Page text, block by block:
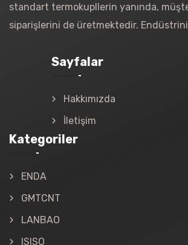
standart termokupllerin yanında,
siparişlerini de üretmektedir.
Sayfalar
Hakkımızda
İletişim
Kategoriler
ENDA
GMTCNT
LANBAO
ISISO